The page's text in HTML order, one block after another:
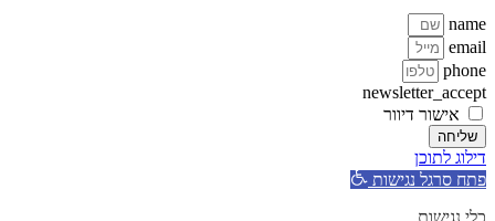
name
email
phone
newsletter_accept
אישור דיוור
שליחה
דילוג לתוכן
פתח סרגל נגישות
כלי נגישות